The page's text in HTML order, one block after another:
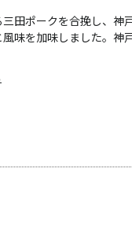
田ポークを合挽し、神
味を加味しました。神